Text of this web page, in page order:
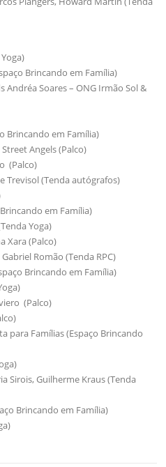
Brincando em Família)
Andréa Soares – ONG Irmão Sol &
Brincando em Família)
Angels (Palco)
(Palco)
Trevisol (Tenda autógrafos)
em Família)
Yoga)
Xara (Palco)
Romão (Tenda RPC)
Brincando em Família)
(Palco)
para Famílias (Espaço Brincando
Sirois, Guilherme Kraus (Tenda
Brincando em Família)